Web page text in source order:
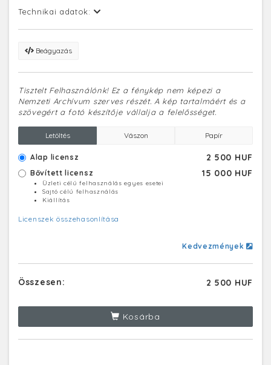
Technikai adatok:
Beágyazás
Tisztelt Felhasználónk! Ez a fénykép nem képezi a
Nemzeti Archívum szerves részét. A kép tartalmáért és a
szövegért a fotó készítője vállalja a felelősséget.
Letöltés Vászon Papír
Alap licensz 2 500 HUF
Bővített licensz 15 000 HUF
Üzleti célú felhasználás egyes esetei
Sajtó célú felhasználás
Kiállítás
Licenszek összehasonlítása
Kedvezmények
Összesen: 2 500 HUF
Kosárba